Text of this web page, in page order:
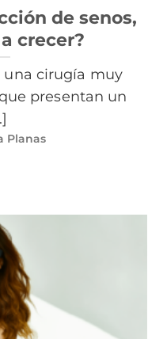
de senos,
crecer?
una cirugía muy
presentan un
Planas